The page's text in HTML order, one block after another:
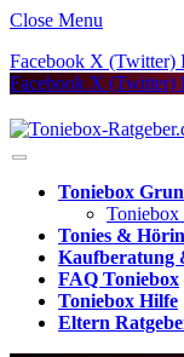
Close Menu
Facebook X (Twitter)
Facebook X (Twitter)
Toniebox
Toniebox
Tonies &
Kaufberatung
FAQ Toniebox
Toniebox Hilfe
Eltern